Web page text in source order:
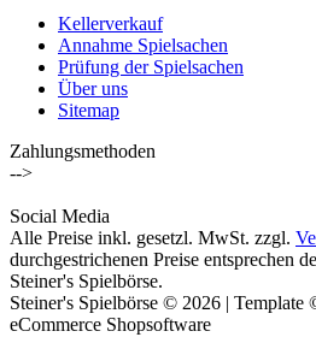
Kellerverkauf
Annahme Spielsachen
Prüfung der Spielsachen
Über uns
Sitemap
Zahlungsmethoden
-->
Social Media
Alle Preise inkl. gesetzl. MwSt. zzgl.
durchgestrichenen Preise entsprechen
Steiner's Spielbörse.
Steiner's Spielbörse © 2026 |
eCommerce Shopsoftware